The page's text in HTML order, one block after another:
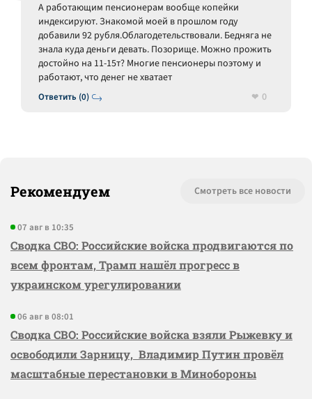
Ответить (0)
А работающим пенсионерам вообще копейки
индексируют. Знакомой моей в прошлом году
добавили 92 рубля.Облагодетельствовали. Бедняга не
знала куда деньги девать. Позорище. Можно прожить
достойно на 11-15т? Многие пенсионеры поэтому и
работают, что денег не хватает
0
Рекомендуем Смотреть все новости
07 авг в 10:35
Сводка СВО: Российские войска продвигаются по
всем фронтам, Трамп нашёл прогресс в
украинском урегулировании
06 авг в 08:01
Сводка СВО: Российские войска взяли Рыжевку и
освободили Зарницу, Владимир Путин провёл
масштабные перестановки в Минобороны